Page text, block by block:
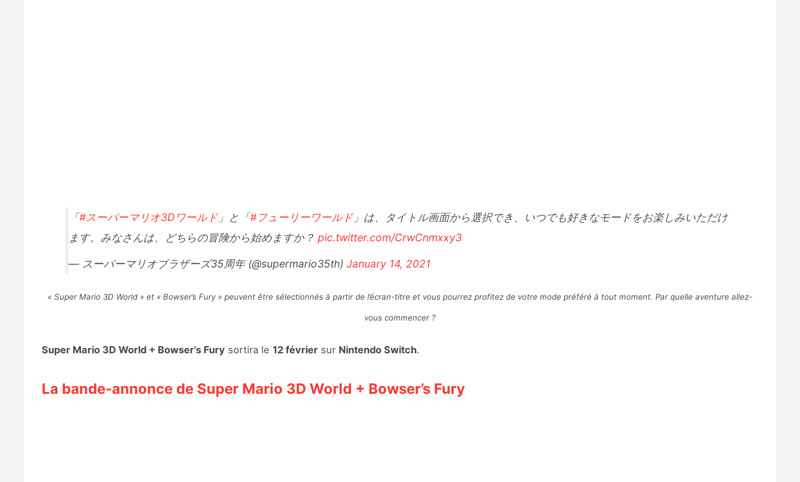
「#スーパーマリオ3Dワールド」と「#フューリーワールド」は、タイトル画面から選択でき、いつでも好きなモードをお楽しみいただけ
ます。みなさんは、どちらの冒険から始めますか？ pic.twitter.com/CrwCnmxxy3
— スーパーマリオブラザーズ35周年 (@supermario35th) January 14, 2021
« Super Mario 3D World » et « Bowser’s Fury » peuvent être sélectionnés à partir de l’écran-titre et vous pourrez profitez de votre mode préféré à tout moment. Par quelle aventure allez-
vous commencer ?
Super Mario 3D World + Bowser’s Furysortira le 12 févriersur Nintendo Switch.
La bande-annonce de Super Mario 3D World + Bowser’s Fury